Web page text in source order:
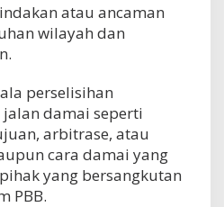
atau ancaman
wilayah dan
perselisihan
damai seperti
arbitrase, atau
cara damai yang
yang bersangkutan
PBB.